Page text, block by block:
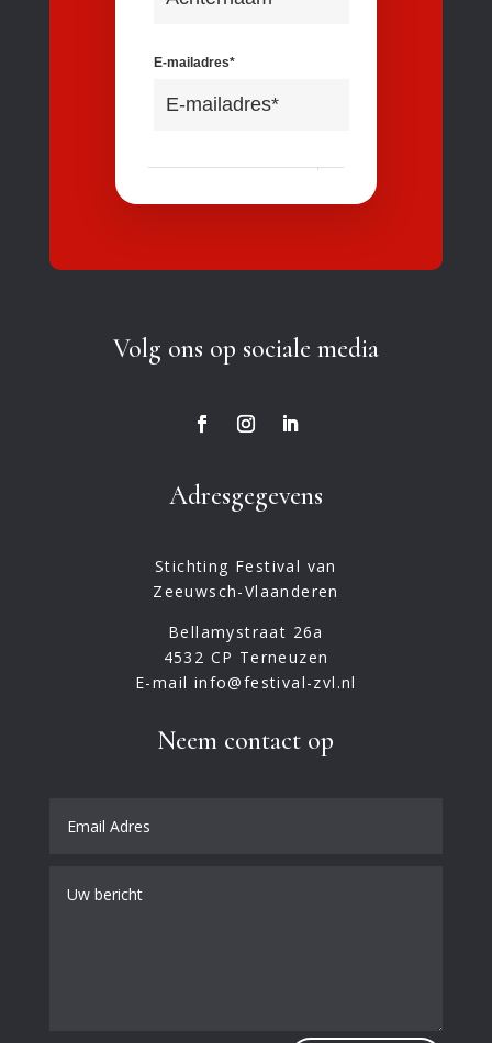
Volg ons op sociale media
Adresgegevens
Stichting Festival van
Zeeuwsch-Vlaanderen
Bellamystraat 26a
4532 CP Terneuzen
E-mail info@festival-zvl.nl
Neem contact op